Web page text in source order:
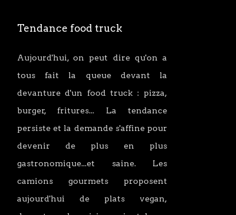
Tendance food truck
Aujourd'hui, on peut dire qu'on a
tous fait la queue devant la
devanture d'un food truck : pizza,
burger, fritures... La tendance
persiste et la demande s'affine pour
devenir de plus en plus
gastronomique...et saine. Les
camions gourmets proposent
aujourd'hui de plats vegan,